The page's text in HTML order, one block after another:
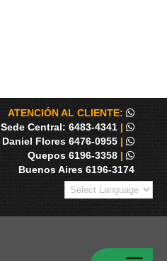
ATENCIÓN AL CLIENTE:
Sede Central: 6483-4341 |
Daniel Flores 6476-0955 |
Quepos 6196-3358 |
Buenos Aires 6196-3174